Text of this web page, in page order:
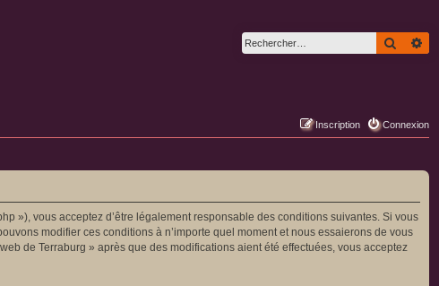
Connexion
Inscription
»), vous acceptez d’être légalement responsable des conditions suivantes. Si vous
modifier ces conditions à n’importe quel moment et nous essaierons de vous
de Terraburg » après que des modifications aient été effectuées, vous acceptez